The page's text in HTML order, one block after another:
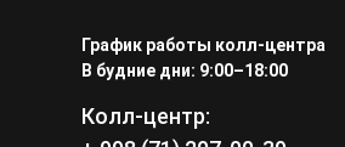
График работы колл-центра
В будние дни: 9:00–18:00
Колл-центр: